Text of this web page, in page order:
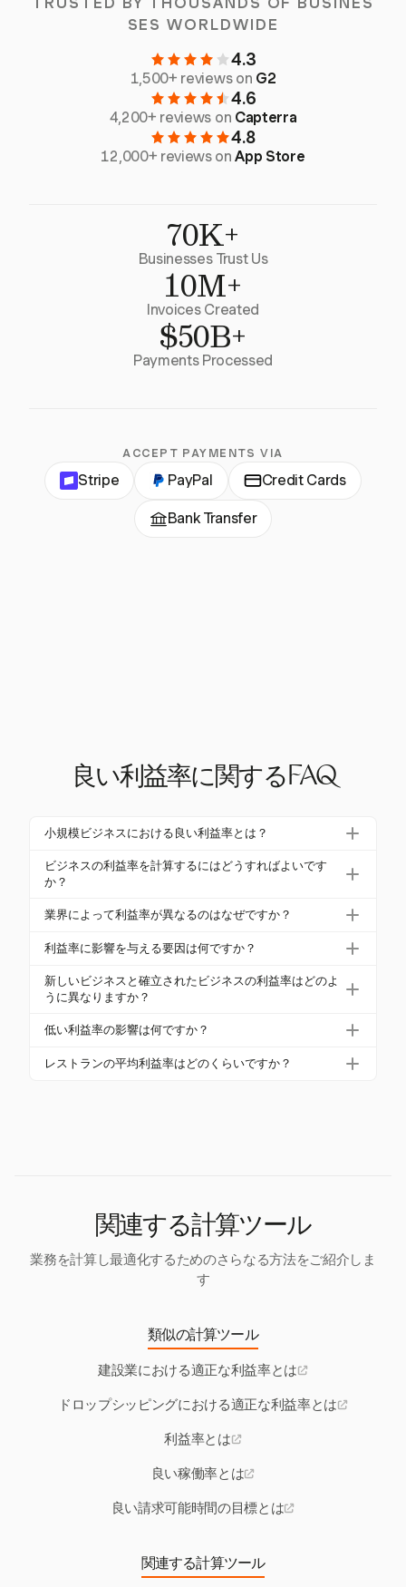
SES WORLDWIDE
4.3
1,500+ reviews on G2
4.6
4,200+ reviews on Capterra
4.8
12,000+ reviews onApp Store
70K+
Businesses Trust Us
10M+
Invoices Created
$50B+
Payments Processed
ACCEPT PAYMENTS VIA
Stripe PayPal Credit Cards
Bank Transfer
良い利益率に関するFAQ
小規模ビジネスにおける良い利益率とは？
小規模ビジネスにおける良い純利益率は通常7%から
10%の範囲ですが、業界によって異なることがあり
全性を評価するのに役立ちます。
ビジネスの利益率を計算するにはどうすればよいです
か？
純利益率を計算するには、純利益を総収入で割り、1
原価（COGS）を引き、総収入で割り、100を掛けま
業界によって利益率が異なるのはなぜですか？
利益率は、運営コスト、市場状況、提供価値の違い
自動車産業に比べて生産コストが低いため、通常は
高い利益率を持っています。
利益率に影響を与える要因は何ですか？
運営効率、市場状況、経済動向などの要因が利益率
に影響を与えます。高い運営コストは利益率を圧迫
す。
新しいビジネスと確立されたビジネスの利益率はどのよ
うに異なりますか？
新しいビジネスはスタートアップコストのために利
はブランド認知度や規模の経済により高い利益率を
低い利益率の影響は何ですか？
低い利益率は財務上の課題を示す可能性があり、コ
レストランの平均利益率はどのくらいですか？
関連する計算ツール
業務を計算し最適化するためのさらなる方法をご紹介しま
す
類似の計算ツール
建設業における適正な利益率とは
ドロップシッピングにおける適正な利益率とは
利益率とは
良い稼働率とは
良い請求可能時間の目標とは
関連する計算ツール